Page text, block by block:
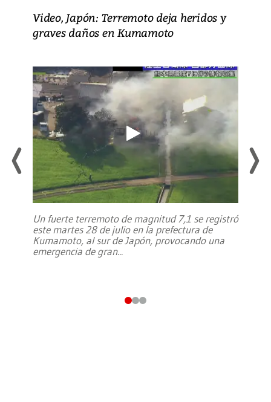
Video, Japón: Terremoto deja heridos y
graves daños en Kumamoto
Un fuerte terremoto de magnitud 7,1 se registró
este martes 28 de julio en la prefectura de
Kumamoto, al sur de Japón, provocando una
emergencia de gran...